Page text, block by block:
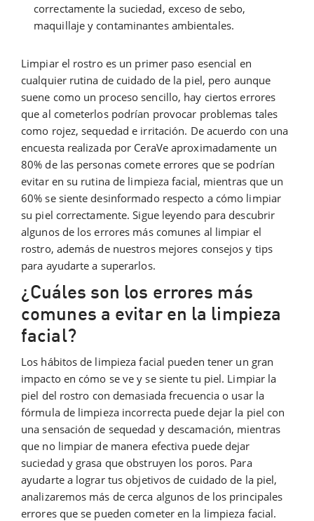
correctamente la suciedad, exceso de sebo,
maquillaje y contaminantes ambientales.
Limpiar el rostro es un primer paso esencial en
cualquier rutina de cuidado de la piel, pero aunque
suene como un proceso sencillo, hay ciertos errores
que al cometerlos podrían provocar problemas tales
como rojez, sequedad e irritación. De acuerdo con una
encuesta realizada por CeraVe aproximadamente un
80% de las personas comete errores que se podrían
evitar en su rutina de limpieza facial, mientras que un
60% se siente desinformado respecto a cómo limpiar
su piel correctamente. Sigue leyendo para descubrir
algunos de los errores más comunes al limpiar el
rostro, además de nuestros mejores consejos y tips
para ayudarte a superarlos.
¿Cuáles son los errores más
comunes a evitar en la limpieza
facial?
Los hábitos de limpieza facial pueden tener un gran
impacto en cómo se ve y se siente tu piel. Limpiar la
piel del rostro con demasiada frecuencia o usar la
fórmula de limpieza incorrecta puede dejar la piel con
una sensación de sequedad y descamación, mientras
que no limpiar de manera efectiva puede dejar
suciedad y grasa que obstruyen los poros. Para
ayudarte a lograr tus objetivos de cuidado de la piel,
analizaremos más de cerca algunos de los principales
errores que se pueden cometer en la limpieza facial.